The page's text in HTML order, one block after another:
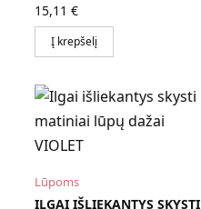
15,11 €
Į krepšelį
Lūpoms
ILGAI IŠLIEKANTYS SKYSTI